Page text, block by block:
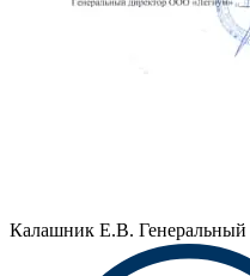
Калашник Е.В.